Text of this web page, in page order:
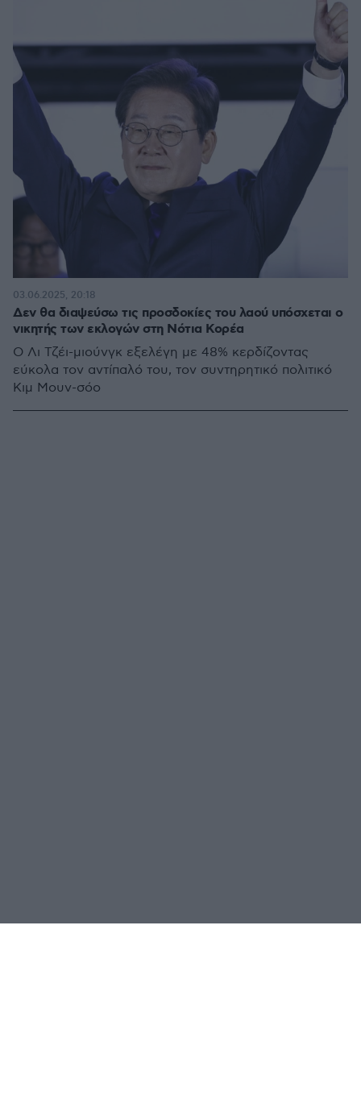
Δεν θα διαψεύσω τις προσδοκίες του λαού υπόσχεται ο
νικητής των εκλογών στη Νότια Κορέα
Ο Λι Τζέι-μιούνγκ εξελέγη με 48% κερδίζοντας
εύκολα τον αντίπαλό του, τον συντηρητικό πολιτικό
Κιμ Μουν-σόο
03.06.2025, 20:18